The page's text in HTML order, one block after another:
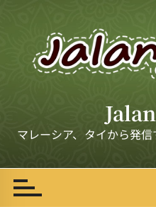
t
n
マレーシア、タイから発